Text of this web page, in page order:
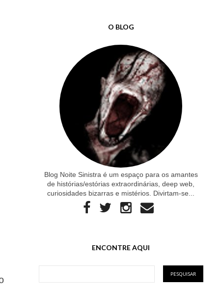
O BLOG
Blog Noite Sinistra é um espaço para os amantes
de histórias/estórias extraordinárias, deep web,
curiosidades bizarras e mistérios. Divirtam-se...
ENCONTRE AQUI